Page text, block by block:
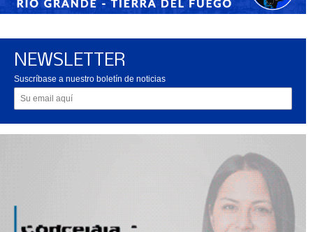
NEWSLETTER
Suscríbase a nuestro boletín de noticias